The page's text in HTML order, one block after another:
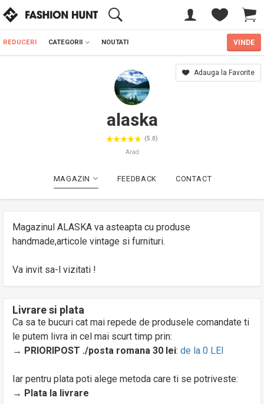
REDUCERI CATEGORII NOUTATI VINDE
alaska
(5.0)
Arad
MAGAZIN FEEDBACK CONTACT
Adauga la Favorite
Magazinul ALASKA va asteapta cu produse
handmade,articole vintage si furnituri.
Va invit sa-l vizitati !
Livrare si plata
Ca sa te bucuri cat mai repede de produsele comandate ti
le putem livra in cel mai scurt timp prin:
→ PRIORIPOST ./posta romana 30 lei: de la 0 LEI
Iar pentru plata poti alege metoda care ti se potriveste:
→ Plata la livrare